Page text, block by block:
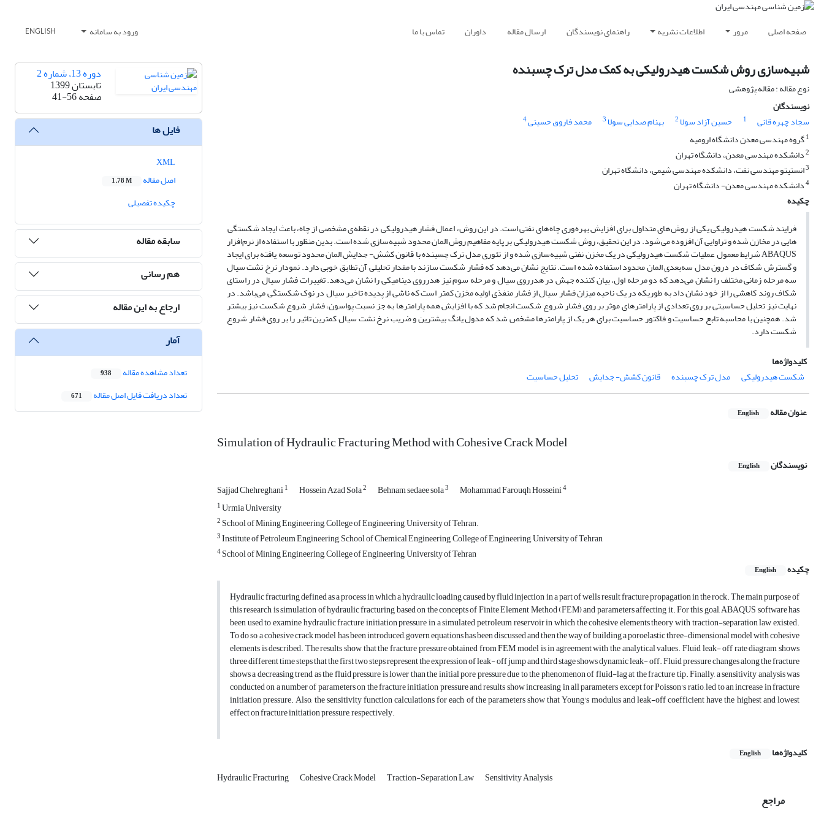
صفحه اصلی مرور اطلاعات نشریه راهنمای نویسندگان ارسال مقاله داوران تماس با ما ورود به سامانه ENGLISH
شبیه‌سازی روش شکست هیدرولیکی به کمک مدل ترک چسبنده
نوع مقاله : مقاله پژوهشی
نویسندگان
سجاد چهره قانی
1 حسین آزاد سولا 2 بهنام صدایی سولا 3 محمد فاروق حسینی4
1گروه مهندسی معدن دانشگاه ارومیه
2دانشکده مهندسی معدن، دانشگاه تهران
3انستیتو مهندسی نفت، دانشکده مهندسی شیمی، دانشگاه تهران
4دانشکده مهندسی معدن- دانشگاه تهران
چکیده
فرایند شکست هیدرولیکی یکی از روش های متداول برای افزایش بهره وری چاه های نفتی است. در این روش، اعمال فشار هیدرولیکی در نقطه ی مشخصی از چاه، باعث ایجاد شکستگی
هایی در مخازن شده و تراوایی آن افزوده می شود. در این تحقیق، روش شکست هیدرولیکی بر پایه مفاهیم روش المان محدود شبیه‌سازی شده است. بدین منظور با استفاده از نرم‌افزار
ABAQUS شرایط معمول عملیات شکست هیدرولیکی در یک مخزن نفتی شبیه‌سازی شده و از تئوری مدل ترک چسبنده با قانون کشش- جدایش المان محدود توسعه یافته برای ایجاد
و گسترش شکاف در درون مدل سه‌بعدی المان محدود استفاده شده است. نتایج نشان می‌دهد که فشار شکست سازند با مقدار تحلیلی آن تطابق خوبی دارد. نمودار نرخ نشت سیال
سه مرحله زمانی مختلف را نشان می‌دهد که دو مرحله اول، بیان کننده جهش در هدرروی سیال و مرحله سوم نیز هدرروی دینامیکی را نشان می‌دهد. تغییرات فشار سیال در راستای
شکاف روند کاهشی را از خود نشان داد به طوریکه در یک ناحیه میزان فشار سیال از فشار منفذی اولیه مخزن کمتر است که ناشی از پدیده تاخیر سیال در نوک شکستگی می‌باشد. در
نهایت نیز تحلیل حساسیتی بر روی تعدادی از پارامترهای موثر بر روی فشار شروع شکست انجام شد که با افزایش همه پارامترها به جز نسبت پواسون، فشار شروع شکست نیز بیشتر
شد. همچنین با محاسبه تابع حساسیت و فاکتور حساسیت برای هر یک از پارامترها مشخص شد که مدول یانگ بیشترین و ضریب نرخ نشت سیال کمترین تاثیر را بر روی فشار شروع
شکست دارد.
کلیدواژه‌ها
شکست هیدرولیکی
مدل ترک چسبنده قانون کشش- جدایش تحلیل حساسیت
عنوان مقاله English
Simulation of Hydraulic Fracturing Method with Cohesive Crack Model
نویسندگان English
Sajjad Chehreghani1 Hossein Azad Sola2 Behnam sedaee sola3 Mohammad Farouqh Hosseini4
1Urmia University
2 School of Mining Engineering, College of Engineering, University of Tehran.
3Institute of Petroleum Engineering, School of Chemical Engineering, College of Engineering, University of Tehran
4School of Mining Engineering, College of Engineering, University of Tehran
چکیده
English
Hydraulic fracturing defined as a process in which a hydraulic loading caused by fluid injection in a part of wells result fracture propagation in the rock. The main purpose of
this research is simulation of hydraulic fracturing based on the concepts of Finite Element Method (FEM) and parameters affecting it. For this goal, ABAQUS software has
been used to examine hydraulic fracture initiation pressure in a simulated petroleum reservoir in which the cohesive elements theory with traction-separation law existed.
To do so, a cohesive crack model has been introduced, govern equations has been discussed and then the way of building a poroelastic three-dimensional model with cohesive
elements is described. The results show that the fracture pressure obtained from FEM model is in agreement with the analytical values. Fluid leak- off rate diagram shows
three different time steps that the first two steps represent the expression of leak- off jump and third stage shows dynamic leak- off. Fluid pressure changes along the fracture
shows a decreasing trend as the fluid pressure is lower than the initial pore pressure due to the phenomenon of fluid-lag at the fracture tip. Finally, a sensitivity analysis was
conducted on a number of parameters on the fracture initiation pressure and results show increasing in all parameters except for Poisson's ratio, led to an increase in fracture
initiation pressure. Also, the sensitivity function calculations for each of the parameters show that Young's modulus and leak-off coefficient have the highest and lowest
effect on fracture initiation pressure, respectively.
کلیدواژه‌ها English
Hydraulic Fracturing Cohesive Crack Model Traction-Separation Law Sensitivity Analysis
مراجع
دوره 13، شماره 2
تابستان 1399
صفحه41-56
فایل ها
اصل مقاله
1.78 M
چکیده تفصیلی
سابقه مقاله
هم رسانی
ارجاع به این مقاله
آمار
تعداد مشاهده مقاله 938
تعداد دریافت فایل اصل مقاله 671